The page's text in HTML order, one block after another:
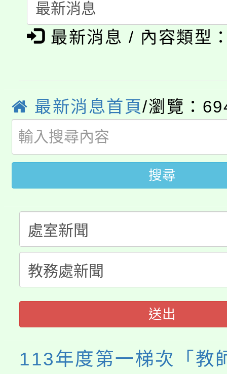
心理、諮商輔導、社會
系所師生報名參加。
踴躍報名參加。
展演活動實施計畫」
淨零綠領人才培育課程
公告本校115學年度第
車」活動
桃園市115學年度學生
生本土語及新住民語歌
公告本校115學年度第
代理(課)教師甄選結果(
公告本校115學年度第
代理(課)教師甄選結果
轉知中國文化大學推廣
程，歡迎學生輔導中心
心理、諮商輔導、社會
系所師生報名參加。
縣市「校園短影音徵選
門員」簡章及活動海報
踴躍報名參加。
桃園市115學年度學生
要點
「桃園市補助參觀特色
展演活動實施計畫」
最新消息 / 內容類型
最新消息首頁/瀏覽：
搜尋
送出
113年度第一梯次「教